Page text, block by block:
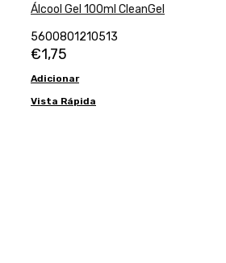
Álcool Gel 100ml CleanGel
5600801210513
€1,75
Adicionar
Vista Rápida